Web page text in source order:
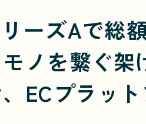
ーズAで総
ノを繋ぐ架
ECプラッ